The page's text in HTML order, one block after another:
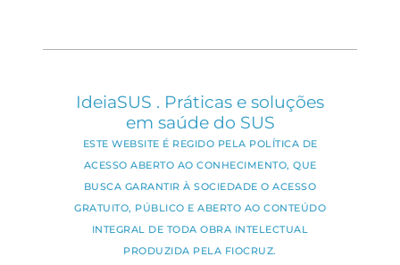
IdeiaSUS . Práticas e soluções
em saúde do SUS
ESTE WEBSITE É REGIDO PELA POLÍTICA DE
ACESSO ABERTO AO CONHECIMENTO, QUE
BUSCA GARANTIR À SOCIEDADE O ACESSO
GRATUITO, PÚBLICO E ABERTO AO CONTEÚDO
INTEGRAL DE TODA OBRA INTELECTUAL
PRODUZIDA PELA FIOCRUZ.